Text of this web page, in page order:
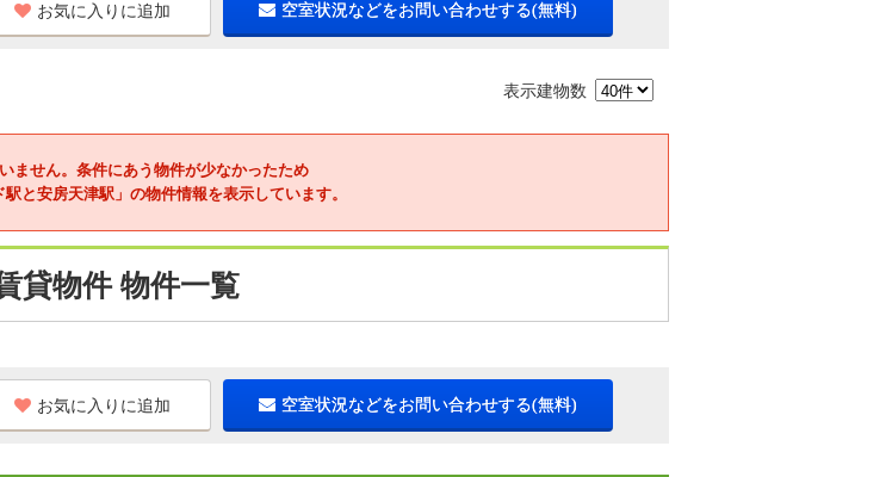
お気に入りに追加 空室状況などをお問い合わせする(無料)
表示建物数
ません。条件にあう物件が少なかったため
と安房天津駅」の物件情報を表示しています。
貸物件 物件一覧
お気に入りに追加 空室状況などをお問い合わせする(無料)